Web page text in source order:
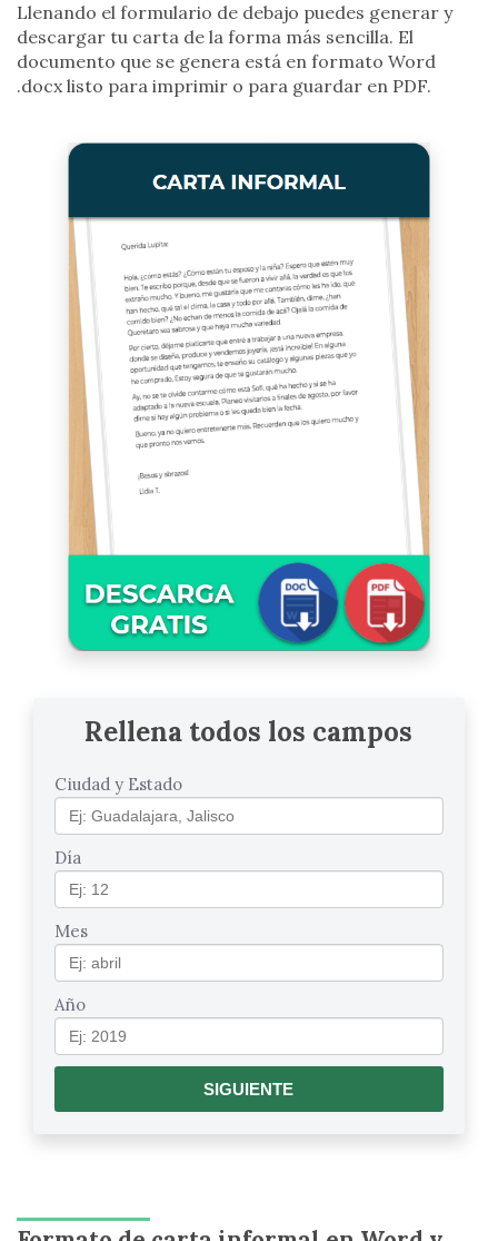
Llenando el formulario de debajo puedes generar y
descargar tu carta de la forma más sencilla. El
documento que se genera está en formato Word
.docx listo para imprimir o para guardar en PDF.
Rellena todos los campos
Ciudad y Estado
Día
Mes
Año